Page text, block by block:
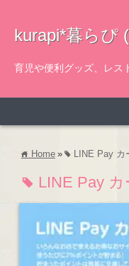
kurapi*暮らぴ
育児や便利グッズ、レス
home Home » tag LINE Pay カ
tag LINE Pay カ